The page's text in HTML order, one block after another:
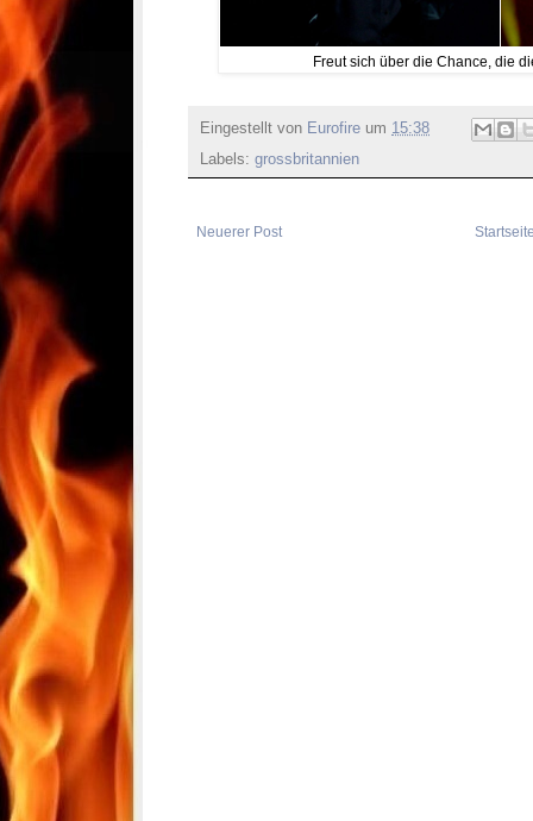
Freut sich über die Chance, die
Eingestellt von Eurofire um 15:38
Labels: grossbritannien
Neuerer Post